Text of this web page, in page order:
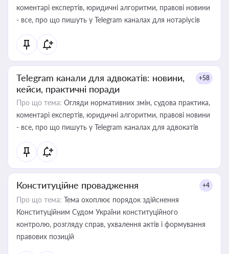
коментарі експертів, юридичні алгоритми, правові новини
- все, про що пишуть у Telegram каналах для нотаріусів
Telegram канали для адвокатів: новини,
кейси, практичні поради
+58
Про що тема: Огляди нормативних змін, судова практика,
коментарі експертів, юридичні алгоритми, правові новини
- все, про що пишуть у Telegram каналах для адвокатів
Конституційне провадження +4
Про що тема: Тема охоплює порядок здійснення
Конституційним Судом України конституційного
контролю, розгляду справ, ухвалення актів і формування
правових позицій